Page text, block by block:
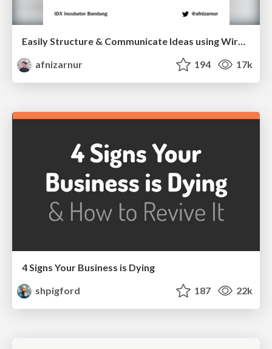
Easily Structure & Communicate Ideas using Wireframe
afnizarnur
194 17k
4 Signs Your Business is Dying
shpigford
187 22k